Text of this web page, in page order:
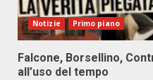
Notizie Primo piano
Falcone, Borsellino,
all’uso del tempo